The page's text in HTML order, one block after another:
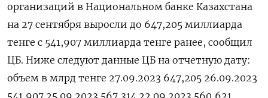
организаций в Национальном банке Казахстана
на 27 сентября выросли до 647,205 миллиарда
тенге с 541,907 миллиарда тенге ранее, сообщил
ЦБ. Ниже следуют данные ЦБ на отчетную дату:
объем в млрд тенге 27.09.2023 647,205 26.09.2023